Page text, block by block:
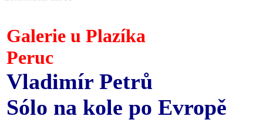
Galerie u Plazíka
Peruc
Vladimír Petrů
Sólo na kole po Evropě